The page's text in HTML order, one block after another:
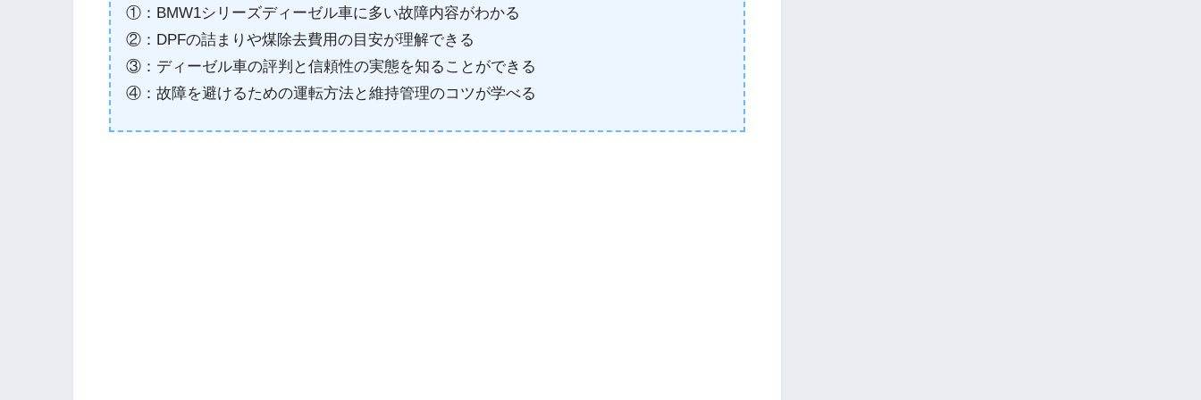
①：BMW1シリーズディーゼル車に多い故障内容がわかる
②：DPFの詰まりや煤除去費用の目安が理解できる
③：ディーゼル車の評判と信頼性の実態を知ることができる
④：故障を避けるための運転方法と維持管理のコツが学べる